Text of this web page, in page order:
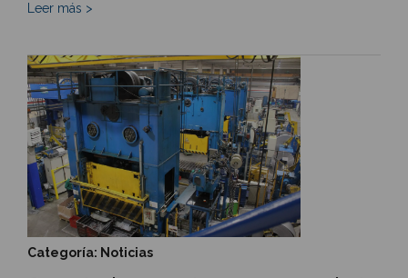
Leer más >
Categoría: Noticias